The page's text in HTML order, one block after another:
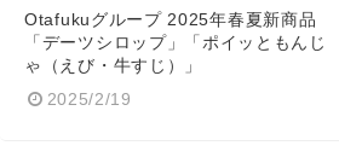
Otafukuグループ 2025年春夏新商品
「デーツシロップ」「ポイッともんじ
ゃ（えび・牛すじ）」
2025/2/19